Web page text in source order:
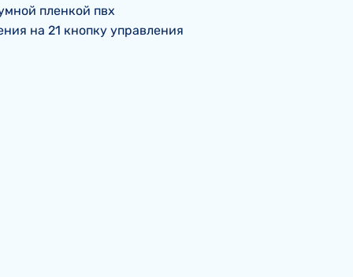
пленкой пвх
на 21 кнопку управления